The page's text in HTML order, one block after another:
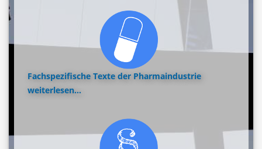
Fachspezifische Texte der Pharmaindustrie
weiterlesen...